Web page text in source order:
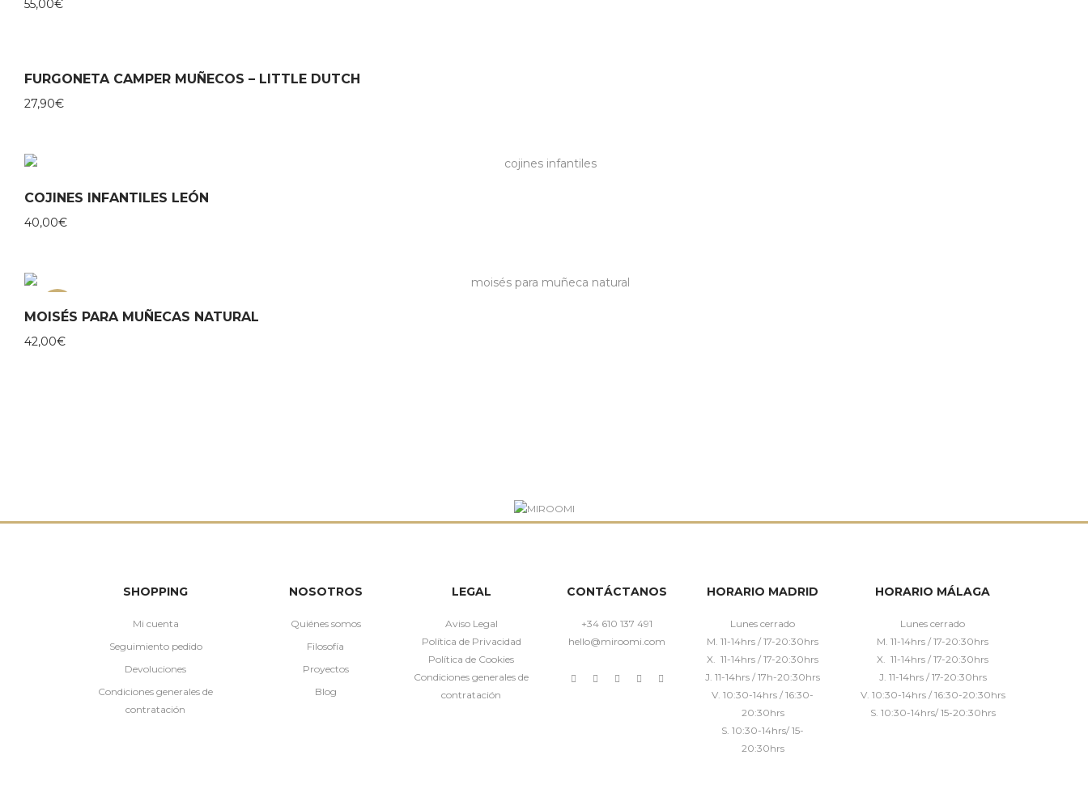
55,00€
FURGONETA CAMPER MUÑECOS – LITTLE DUTCH
27,90€
COJINES INFANTILES LEÓN
40,00€
MOISÉS PARA MUÑECAS NATURAL
42,00€
SHOPPING
Mi cuenta
Seguimiento pedido
Devoluciones
Condiciones generales de
contratación
NOSOTROS
Quiénes somos
Filosofía
Proyectos
Blog
LEGAL
Aviso Legal
Política de Privacidad
Política de Cookies
Condiciones generales de
contratación
CONTÁCTANOS
+34 610 137 491
hello@miroomi.com
HORARIO MADRID
Lunes cerrado
M. 11-14hrs / 17-20:30hrs
X. 11-14hrs / 17-20:30hrs
J. 11-14hrs / 17h-20:30hrs
V. 10:30-14hrs / 16:30-
20:30hrs
S. 10:30-14hrs/ 15-
20:30hrs
HORARIO MÁLAGA
Lunes cerrado
M. 11-14hrs / 17-20:30hrs
X. 11-14hrs / 17-20:30hrs
J. 11-14hrs / 17-20:30hrs
V. 10:30-14hrs / 16:30-20:30hrs
S. 10:30-14hrs/ 15-20:30hrs